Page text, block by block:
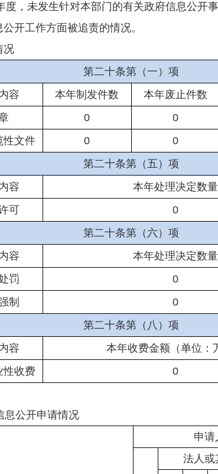
度，未发生针对本部门的有关政府信息公开
开工作方面被追责的情况。
况
第二十条第（一）项
容
本年制发件数 本年废止件数
0 0
性文件
0 0
第二十条第（五）项
容
本年处理决定数量
可
0
第二十条第（六）项
容
本年处理决定数量
罚
0
制
0
第二十条第（八）项
容
本年收费金额（单位：
性收费
0
公开申请情况
申请
法人或